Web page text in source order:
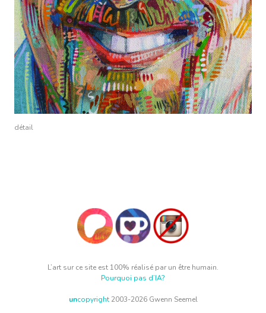
détail
L’art sur ce site est 100% réalisé par un être humain.
Pourquoi pas d’IA?
uncopyright2003-2026 Gwenn Seemel